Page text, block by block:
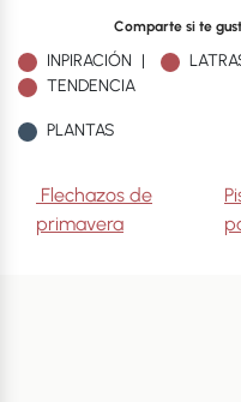
Comparte si te
INPIRACIÓN
TENDENCIA
PLANTAS
Navegación de
Flechazos de
primavera